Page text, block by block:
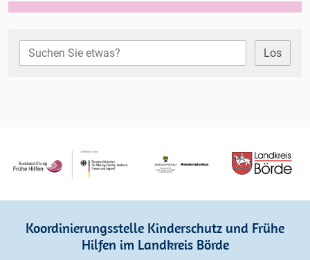
Los
Koordinierungsstelle Kinderschutz und Frühe
Hilfen im Landkreis Börde